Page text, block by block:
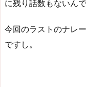
に残り話数もないん
今回のラストのナレ
ですし。